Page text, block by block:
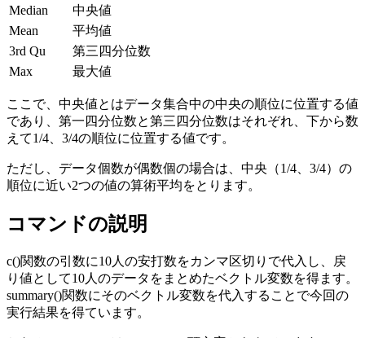
Median
中央値
Mean
平均値
3rd Qu
第三四分位数
Max
最大値
ここで、中央値とはデータ集合中の中央の順位に位置する値
であり、第一四分位数と第三四分位数はそれぞれ、下から数
えて1/4、3/4の順位に位置する値です。
ただし、データ個数が偶数個の場合は、中央（1/4、3/4）の
順位に近い2つの値の算術平均をとります。
コマンドの説明
c()関数の引数に10人の安打数をカンマ区切りで代入し、戻
り値として10人のデータをまとめたベクトル変数を得ます。
summary()関数にそのベクトル変数を代入することで今回の
実行結果を得ています。